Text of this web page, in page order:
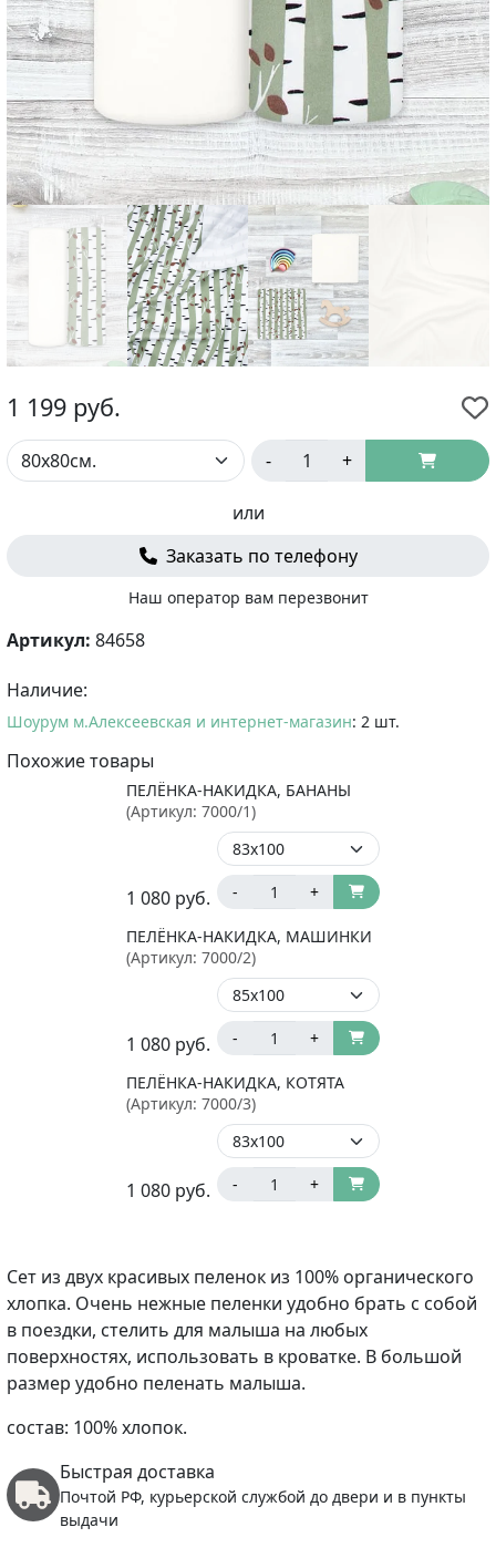
1 199 руб.
- +
или
Заказать по телефону
Наш оператор вам перезвонит
Артикул: 84658
Наличие:
Шоурум м.Алексеевская и интернет-магазин: 2 шт.
Похожие товары
ПЕЛЁНКА-НАКИДКА, БАНАНЫ
(Артикул: 7000/1)
1 080 руб. - +
ПЕЛЁНКА-НАКИДКА, МАШИНКИ
(Артикул: 7000/2)
1 080 руб. - +
ПЕЛЁНКА-НАКИДКА, КОТЯТА
(Артикул: 7000/3)
1 080 руб. - +
Сет из двух красивых пеленок из 100% органического
хлопка. Очень нежные пеленки удобно брать с собой
в поездки, стелить для малыша на любых
поверхностях, использовать в кроватке. В большой
размер удобно пеленать малыша.
состав: 100% хлопок.
Быстрая доставка
Почтой РФ, курьерской службой до двери и в пункты
выдачи